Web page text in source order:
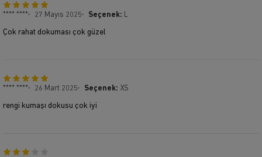
**** **** 27 Mayıs 2025 Seçenek: L
Çok rahat dokuması çok güzel
**** **** 26 Mart 2025 Seçenek: XS
rengi kumaşı dokusu çok iyi